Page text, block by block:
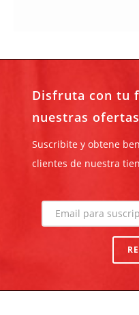
Disfruta con tu
nuestras
Suscribite y obtene
clientes de nuestra